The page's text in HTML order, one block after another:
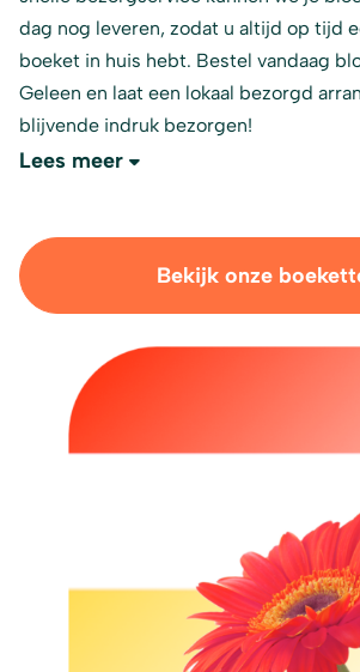
dag nog leveren, zodat u altijd op tijd
boeket in huis hebt. Bestel vandaag
Geleen en laat een lokaal bezorgd
blijvende indruk bezorgen!
Lees meer
Bekijk onze